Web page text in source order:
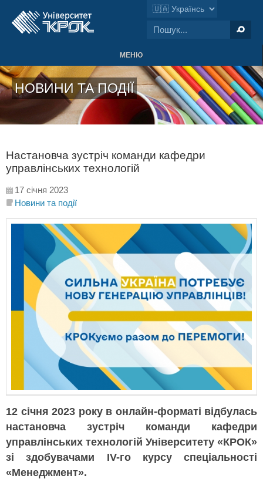
МЕНЮ
НОВИНИ ТА ПОДІЇ
Настановча зустріч команди кафедри
управлінських технологій
17 січня 2023
Новини та події
12 січня 2023 року в онлайн-форматі відбулась
настановча зустріч команди кафедри
управлінських технологій Університету «КРОК»
зі здобувачами IV-го курсу спеціальності
«Менеджмент».